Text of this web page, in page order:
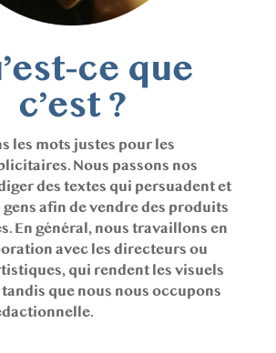
ce que
c’est ?
les mots justes pour les
Nous passons nos
des textes qui persuadent et
afin de vendre des produits
En général, nous travaillons en
avec les directeurs ou
qui rendent les visuels
que nous nous occupons